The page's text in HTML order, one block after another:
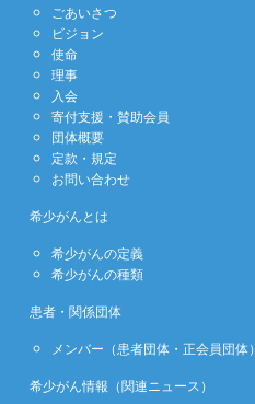
ごあいさつ
ビジョン
使命
理事
入会
寄付支援・賛助会員
団体概要
定款・規定
お問い合わせ
希少がんとは
希少がんの定義
希少がんの種類
患者・関係団体
メンバー（患者団体・正会員団体）
希少がん情報（関連ニュース）